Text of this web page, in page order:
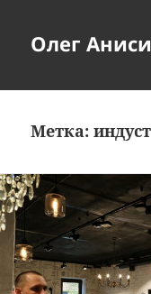
Олег
Метка: